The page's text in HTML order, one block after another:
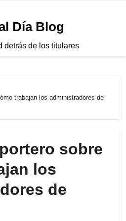
Día Blog
detrás de los titulares
trabajan los administradores de
sobre
los
de